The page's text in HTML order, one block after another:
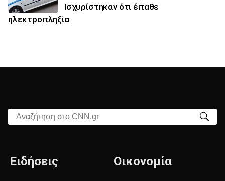
Ισχυρίστηκαν ότι έπαθε
ηλεκτροπληξία
Αναζήτηση στο CNN.gr
Ειδήσεις Οικονομία